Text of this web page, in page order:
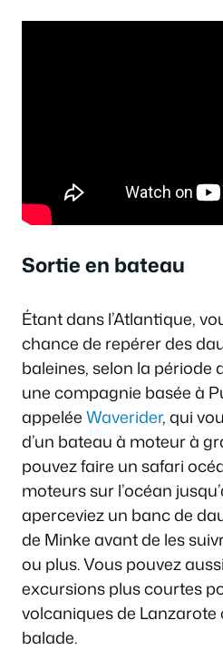
Sortie en bateau
Étant dans l’Atlantique,
chance de repérer des
baleines, selon la période
une compagnie basée à
appeléeWaverider, qui
d’un bateau à moteur à
pouvez faire un safari
moteurs sur l’océan
aperceviez un banc de
de Minke avant de les
ou plus. Vous pouvez
excursions plus courtes
volcaniques de
balade.